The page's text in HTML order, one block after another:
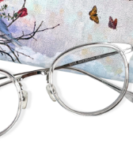
new
same
new
new
7 안경
8 키링
9 키캡
카메라